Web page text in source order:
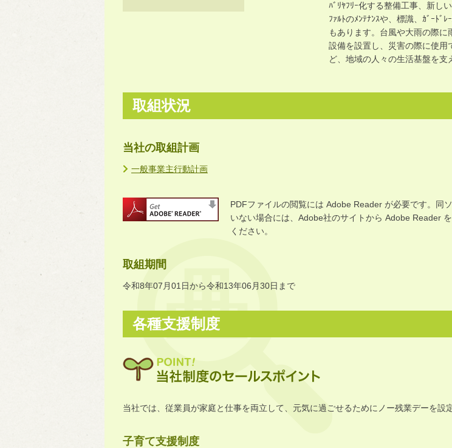
ﾊﾞﾘﾔﾌﾘｰ化する整備工事、新し
ﾌｧﾙﾄのﾒﾝﾃﾅﾝｽや、標識、ｶﾞｰﾄﾞ
もあります。台風や大雨の際
設備を設置し、災害の際に使用
ど、地域の人々の生活基盤を支
取組状況
当社の取組計画
一般事業主行動計画
PDFファイルの閲覧には Adobe Reader が必要です。同
いない場合には、Adobe社のサイトから Adobe Reader
ください。
取組期間
令和8年07月01日から令和13年06月30日まで
各種支援制度
当社では、従業員が家庭と仕事を両立して、元気に過ごせるためにノー残業デーを設
子育て支援制度